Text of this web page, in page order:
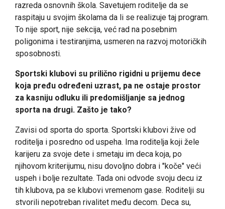
razreda osnovnih škola. Savetujem roditelje da se
raspitaju u svojim školama da li se realizuje taj program.
To nije sport, nije sekcija, već rad na posebnim
poligonima i testiranjima, usmeren na razvoj motoričkih
sposobnosti.
Sportski klubovi su prilično rigidni u prijemu dece
koja pređu određeni uzrast, pa ne ostaje prostor
za kasniju odluku ili predomišljanje sa jednog
sporta na drugi. Zašto je tako?
Zavisi od sporta do sporta. Sportski klubovi žive od
roditelja i posredno od uspeha. Ima roditelja koji žele
karijeru za svoje dete i smetaju im deca koja, po
njihovom kriterijumu, nisu dovoljno dobra i "koče" veći
uspeh i bolje rezultate. Tada oni odvode svoju decu iz
tih klubova, pa se klubovi vremenom gase. Roditelji su
stvorili nepotreban rivalitet među decom. Deca su,